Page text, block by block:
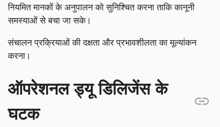
नियमित मानकों के अनुपालन को सुनिश्चित करना ताकि कानूनी
समस्याओं से बचा जा सके।
संचालन प्रक्रियाओं की दक्षता और प्रभावशीलता का मूल्यांकन
करना।
ऑपरेशनल ड्यू डिलिजेंस के
घटक